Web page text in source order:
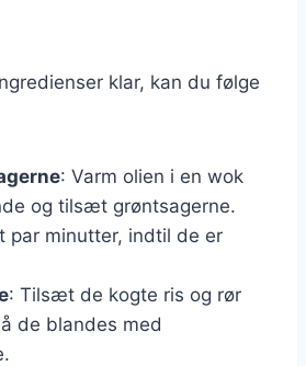
klar, kan du følge
: Varm olien i en wok
og tilsæt grøntsagerne.
par minutter, indtil de er
: Tilsæt de kogte ris og rør
de blandes med